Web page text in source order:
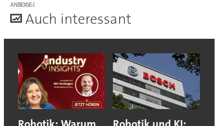
ANZEIGE
Auch interessant